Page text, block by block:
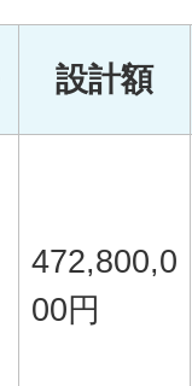
設計額
472,800,0
00円